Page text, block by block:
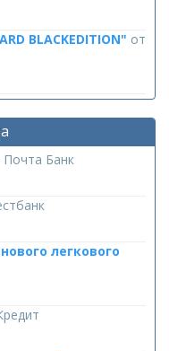
BLACKEDITION" от
Почта Банк
легкового